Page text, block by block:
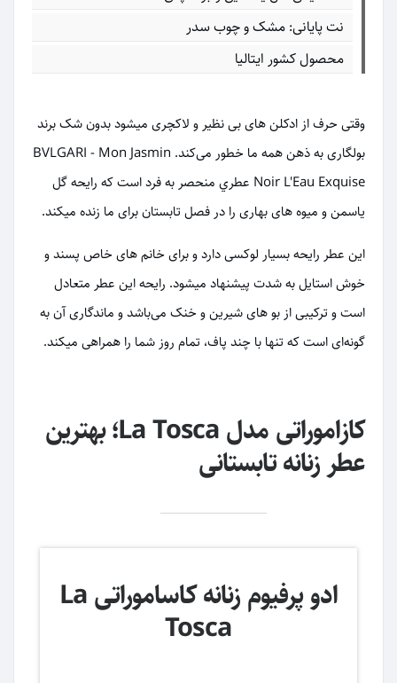
نت پایانی: مشک و چوب سدر
محصول کشور ایتالیا
وقتی حرف از ادکلن های بی نظیر و لاکچری میشود بدون شک برند
بولگاری به ذهن همه ما خطور می‌کند. BVLGARI - Mon Jasmin
Noir L'Eau Exquise عطري منحصر به فرد است که رایحه گل
یاسمن و میوه های بهاری را در فصل تابستان برای ما زنده میکند.
این عطر رایحه بسیار لوکسی دارد و برای خانم های خاص پسند و
خوش استایل به شدت پیشنهاد میشود. رایحه این عطر متعادل
است و ترکیبی از بو های شیرین و خنک می‌باشد و ماندگاری آن به
گونه‌ای است که تنها با چند پاف، تمام روز شما را همراهی میکند.
کازاموراتی مدل La Tosca؛ بهترین
عطر زنانه تابستانی
ادو پرفیوم زنانه کاساموراتی La
Tosca